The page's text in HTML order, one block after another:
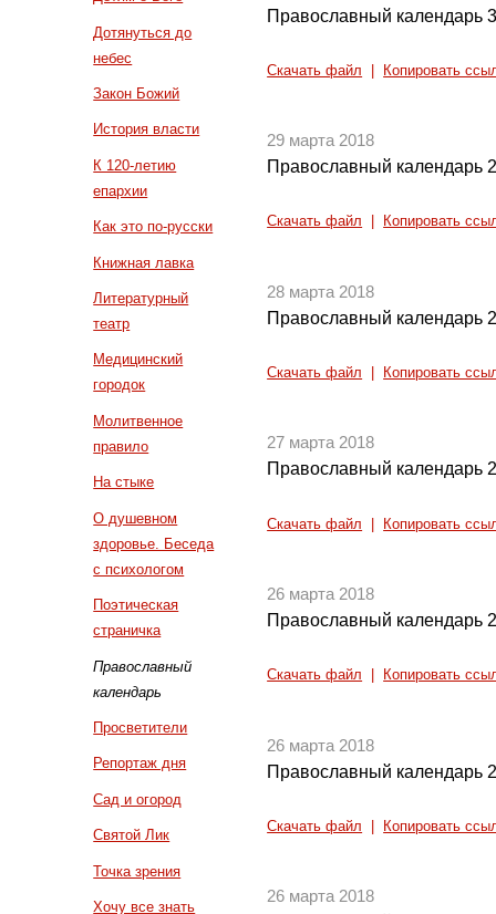
Дотянуться до
небес
Закон Божий
История власти
К 120-летию
епархии
Как это по-русски
Книжная лавка
Литературный
театр
Медицинский
городок
Молитвенное
правило
На стыке
О душевном
здоровье. Беседа
с психологом
Поэтическая
страничка
Православный
календарь
Просветители
Репортаж дня
Сад и огород
Святой Лик
Точка зрения
Хочу все знать
Православный календарь
Скачать файл Копировать
29 марта 2018
Православный календарь
Скачать файл Копировать
28 марта 2018
Православный календарь
Скачать файл Копировать
27 марта 2018
Православный календарь
Скачать файл Копировать
26 марта 2018
Православный календарь
Скачать файл Копировать
26 марта 2018
Православный календарь
Скачать файл Копировать
26 марта 2018